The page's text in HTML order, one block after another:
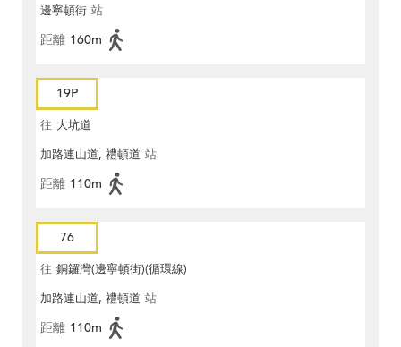
邊寧頓街 站
距離 160m
19P
往 大坑道
加路連山道, 禮頓道 站
距離 110m
76
往 銅鑼灣(邊寧頓街)(循環線)
加路連山道, 禮頓道 站
距離 110m